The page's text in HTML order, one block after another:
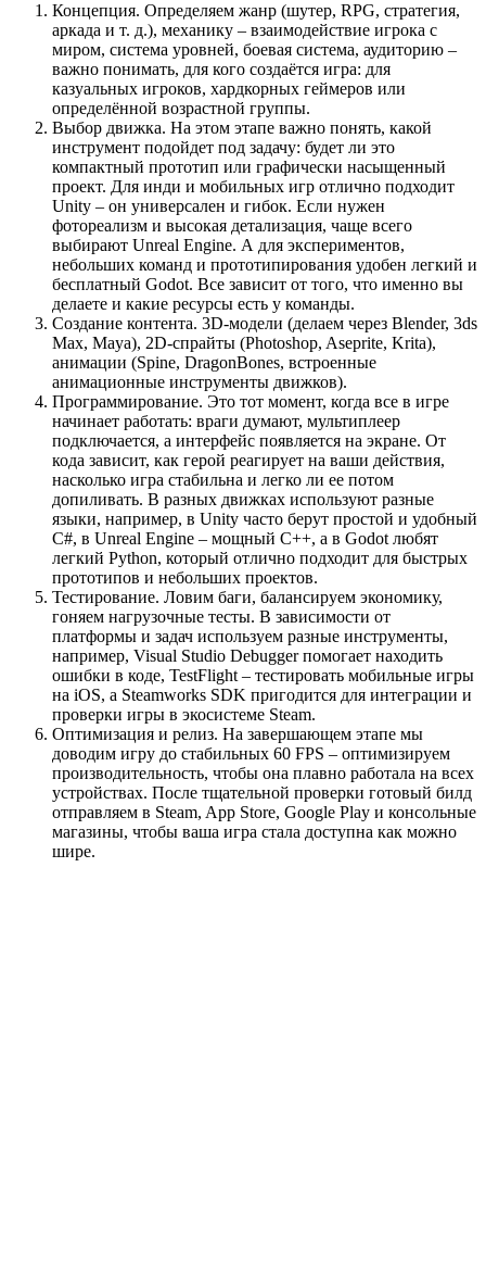
Концепция. Определяем жанр (шутер, RPG, стратегия,
аркада и т. д.), механику – взаимодействие игрока с
миром, система уровней, боевая система, аудиторию –
важно понимать, для кого создаётся игра: для
казуальных игроков, хардкорных геймеров или
определённой возрастной группы.
Выбор движка. На этом этапе важно понять, какой
инструмент подойдет под задачу: будет ли это
компактный прототип или графически насыщенный
проект. Для инди и мобильных игр отлично подходит
Unity – он универсален и гибок. Если нужен
фотореализм и высокая детализация, чаще всего
выбирают Unreal Engine. А для экспериментов,
небольших команд и прототипирования удобен легкий и
бесплатный Godot. Все зависит от того, что именно вы
делаете и какие ресурсы есть у команды.
Создание контента. 3D-модели (делаем через Blender, 3ds
Max, Maya), 2D-спрайты (Photoshop, Aseprite, Krita),
анимации (Spine, DragonBones, встроенные
анимационные инструменты движков).
Программирование. Это тот момент, когда все в игре
начинает работать: враги думают, мультиплеер
подключается, а интерфейс появляется на экране. От
кода зависит, как герой реагирует на ваши действия,
насколько игра стабильна и легко ли ее потом
допиливать. В разных движках используют разные
языки, например, в Unity часто берут простой и удобный
C#, в Unreal Engine – мощный C++, а в Godot любят
легкий Python, который отлично подходит для быстрых
прототипов и небольших проектов.
Тестирование. Ловим баги, балансируем экономику,
гоняем нагрузочные тесты. В зависимости от
платформы и задач используем разные инструменты,
например, Visual Studio Debugger помогает находить
ошибки в коде, TestFlight – тестировать мобильные игры
на iOS, а Steamworks SDK пригодится для интеграции и
проверки игры в экосистеме Steam.
Оптимизация и релиз. На завершающем этапе мы
доводим игру до стабильных 60 FPS – оптимизируем
производительность, чтобы она плавно работала на всех
устройствах. После тщательной проверки готовый билд
отправляем в Steam, App Store, Google Play и консольные
магазины, чтобы ваша игра стала доступна как можно
шире.